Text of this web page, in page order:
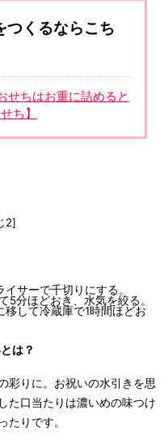
つくるならこち
せちはお重に詰めると
ち】
2]
サーで千切りにする。
分ほどおき、水気を絞る。
して冷蔵庫で1時間ほどお
は？
彩りに。お祝いの水引きを思
た口当たりは濃いめの味つけ
たりです。